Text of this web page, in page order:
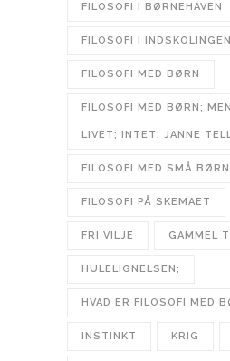
FILOSOFI I BØRNEHAVEN
FILOSOFI I INDSKOLINGEN
FILOSOFI MED BØRN
FILOSOFI MED BØRN;
LIVET; INTET; JANNE
FILOSOFI MED SMÅ BØRN
FILOSOFI PÅ SKEMAET
FRI VILJE GAMMEL
HULELIGNELSEN;
HVAD ER FILOSOFI MED
INSTINKT KRIG